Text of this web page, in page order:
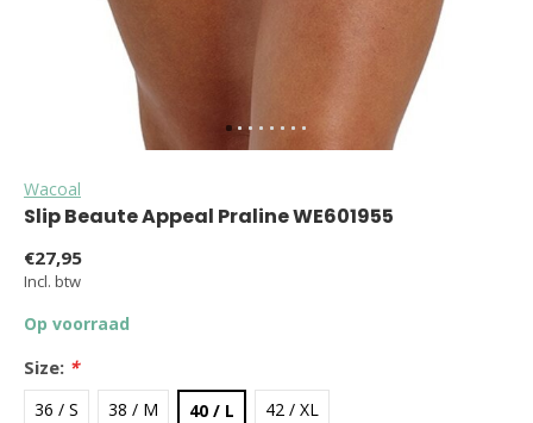
Wacoal
Slip Beaute Appeal Praline WE601955
€27,95
Incl. btw
Op voorraad
Size: *
36 / S 38 / M 40 / L 42 / XL